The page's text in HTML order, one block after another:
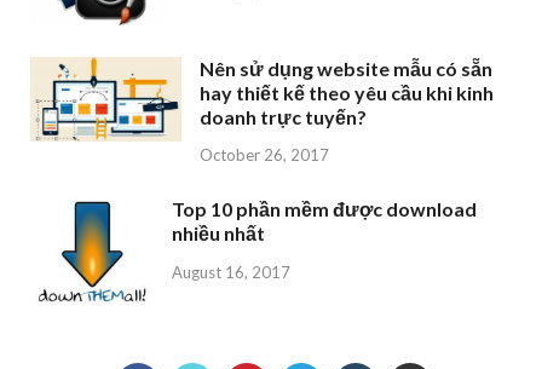
Nên sử dụng website mẫu có sẵn
hay thiết kế theo yêu cầu khi kinh
doanh trực tuyến?
October 26, 2017
Top 10 phần mềm được download
nhiều nhất
August 16, 2017